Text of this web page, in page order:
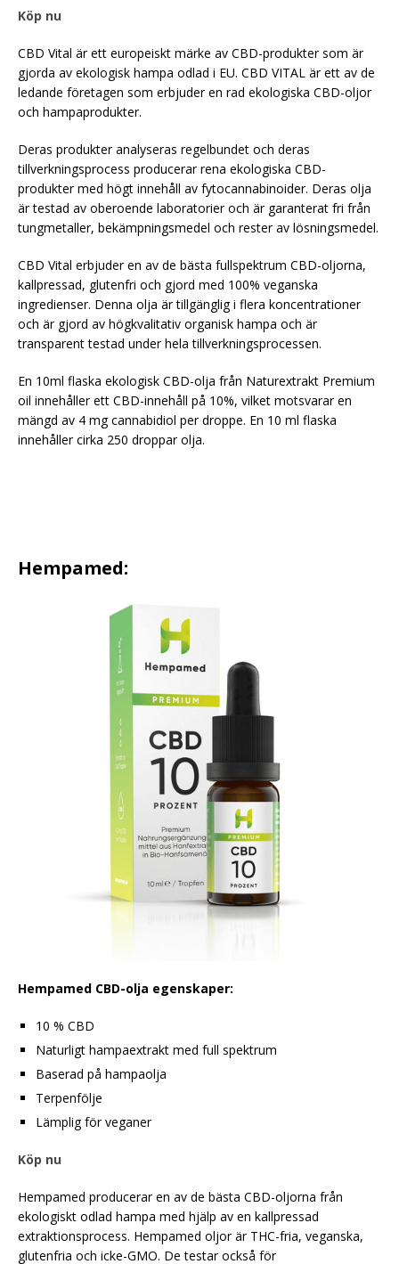
Köp nu
CBD Vital är ett europeiskt märke av CBD-produkter som är
gjorda av ekologisk hampa odlad i EU. CBD VITAL är ett av de
ledande företagen som erbjuder en rad ekologiska CBD-oljor
och hampaprodukter.
Deras produkter analyseras regelbundet och deras
tillverkningsprocess producerar rena ekologiska CBD-
produkter med högt innehåll av fytocannabinoider. Deras olja
är testad av oberoende laboratorier och är garanterat fri från
tungmetaller, bekämpningsmedel och rester av lösningsmedel.
CBD Vital erbjuder en av de bästa fullspektrum CBD-oljorna,
kallpressad, glutenfri och gjord med 100% veganska
ingredienser. Denna olja är tillgänglig i flera koncentrationer
och är gjord av högkvalitativ organisk hampa och är
transparent testad under hela tillverkningsprocessen.
En 10ml flaska ekologisk CBD-olja från Naturextrakt Premium
oil innehåller ett CBD-innehåll på 10%, vilket motsvarar en
mängd av 4 mg cannabidiol per droppe. En 10 ml flaska
innehåller cirka 250 droppar olja.
Hempamed:
Hempamed CBD-olja egenskaper:
10 % CBD
Naturligt hampaextrakt med full spektrum
Baserad på hampaolja
Terpenfölje
Lämplig för veganer
Köp nu
Hempamed producerar en av de bästa CBD-oljorna från
ekologiskt odlad hampa med hjälp av en kallpressad
extraktionsprocess. Hempamed oljor är THC-fria, veganska,
glutenfria och icke-GMO. De testar också för